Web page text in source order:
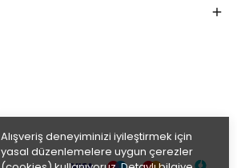
Alışveriş deneyiminizi iyileştirmek için
yasal düzenlemelere uygun çerezler